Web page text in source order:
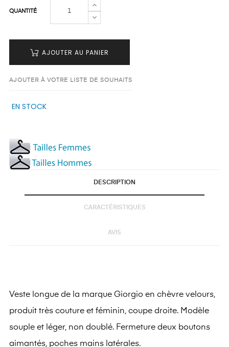
QUANTITÉ
AJOUTER AU PANIER
AJOUTER À VOTRE LISTE DE SOUHAITS
EN STOCK
DESCRIPTION
CARACTÉRISTIQUES
AVIS
Veste longue de la marque Giorgio en chèvre velours,
produit très couture et féminin, coupe droite. Modèle
souple et léger, non doublé. Fermeture deux boutons
aimantés, poches mains latérales.